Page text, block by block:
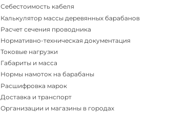
Себестоимость кабеля
Калькулятор массы деревянных барабанов
Расчет сечения проводника
Нормативно-техническая документация
Токовые нагрузки
Габариты и масса
Нормы намоток на барабаны
Расшифровка марок
Доставка и транспорт
Организации и магазины в городах